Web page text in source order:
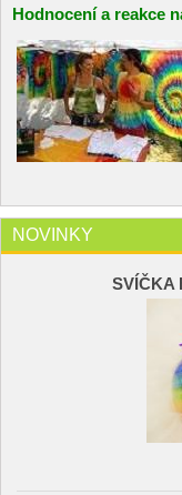
Hodnocení a reakce
NOVINKY
SVÍČKA